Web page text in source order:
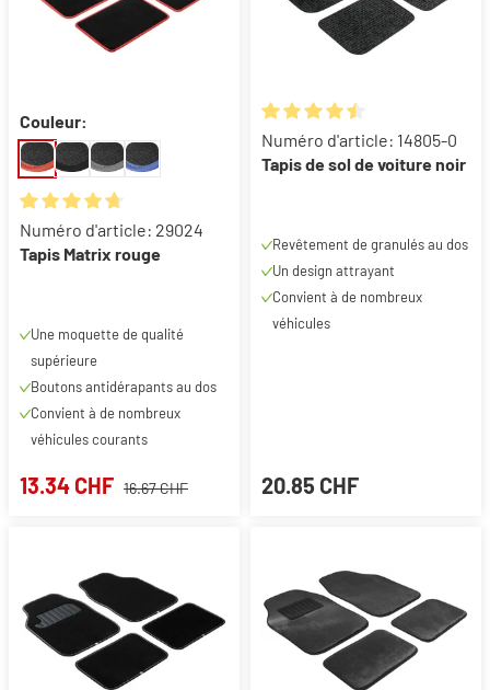
Couleur:
Note moyenne de 4.67 sur 5 étoiles
Numéro d'article: 29024
Tapis Matrix rouge
Une moquette de qualité
supérieure
Boutons antidérapants au dos
Convient à de nombreux
véhicules courants
13.34 CHF 16.67 CHF
Note moyenne de 4.56 sur 5
Numéro d'article: 14805-0
Tapis de sol de voiture noir
Revêtement de granulés au dos
Un design attrayant
Convient à de nombreux
véhicules
20.85 CHF